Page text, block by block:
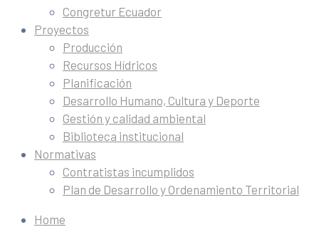
Congretur Ecuador
Proyectos
Producción
Recursos Hídricos
Planificación
Desarrollo Humano, Cultura y Deporte
Gestión y calidad ambiental
Biblioteca institucional
Normativas
Contratistas incumplidos
Plan de Desarrollo y Ordenamiento Territorial
Home